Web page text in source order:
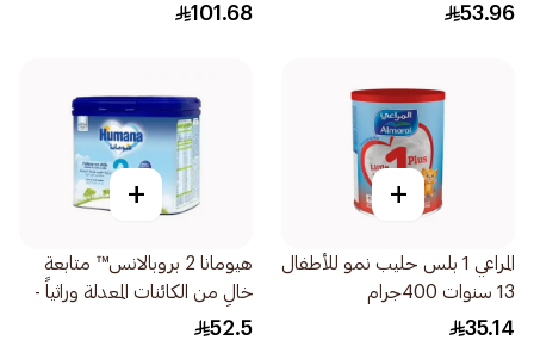
53.96
101.68
+
المراعي 1 بلس حليب نمو للأطفال
13 سنوات 400جرام
35.14
+
هيومانا 2 بروبالانس™ متابعة
خالٍ من الكائنات المعدلة وراثياً -
400جرام
52.5